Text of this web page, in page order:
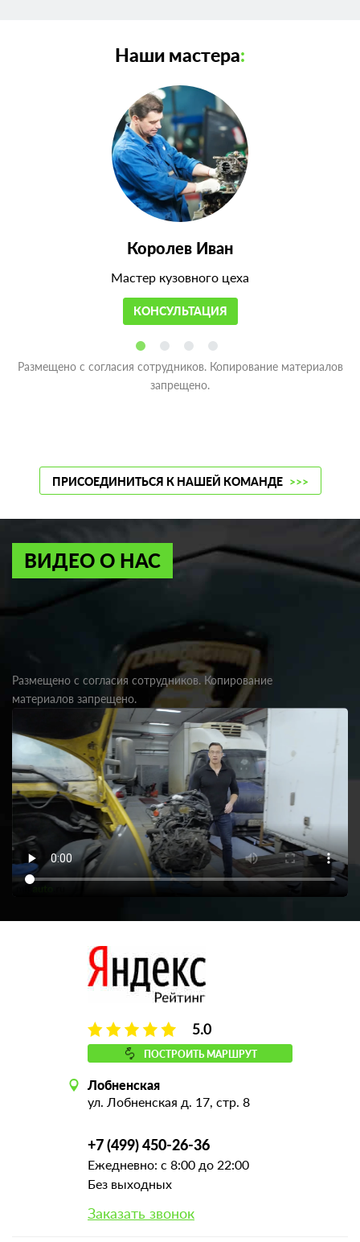
Наши мастера:
Королев Иван
Мастер кузовного цеха
КОНСУЛЬТАЦИЯ
Размещено с согласия сотрудников. Копирование материалов
запрещено.
ПРИСОЕДИНИТЬСЯ К НАШЕЙ КОМАНДЕ >>>
ВИДЕО О НАС
Размещено с согласия сотрудников. Копирование
материалов запрещено.
5.0
ПОСТРОИТЬ МАРШРУТ
Лобненская
ул. Лобненская д. 17, стр. 8
+7 (499) 450-26-36
Ежедневно: с 8:00 до 22:00
Без выходных
Заказать звонок